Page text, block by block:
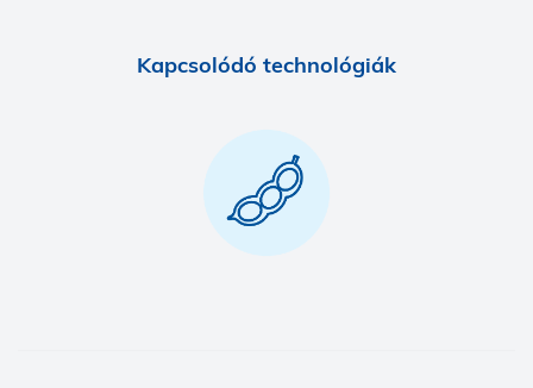
Kapcsolódó technológiák